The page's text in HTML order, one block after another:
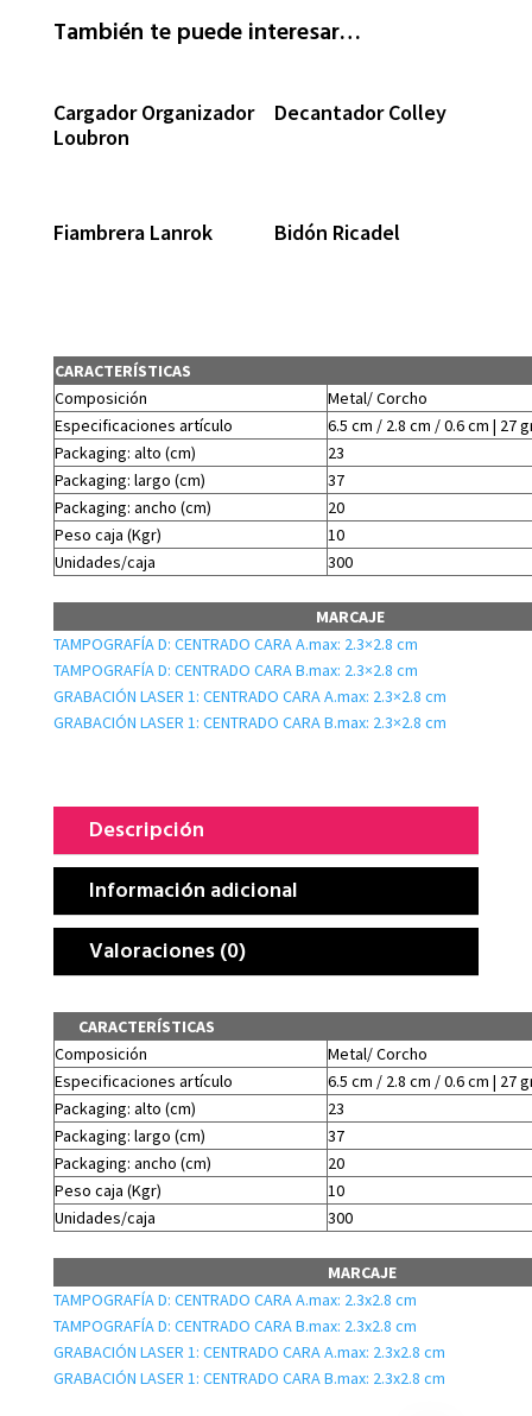
También te puede interesar…
Cargador Organizador
Loubron
Decantador Colley
Fiambrera Lanrok Bidón Ricadel
CARACTERÍSTICAS
Composición
Metal/ Corcho
Especificaciones artículo
6.5 cm / 2.8 cm / 0.6 cm | 27
Packaging: alto (cm)
23
Packaging: largo (cm)
37
Packaging: ancho (cm)
20
Peso caja (Kgr)
10
Unidades/caja
300
MARCAJE
TAMPOGRAFÍA D: CENTRADO CARA A.max: 2.3×2.8 cm
TAMPOGRAFÍA D: CENTRADO CARA B.max: 2.3×2.8 cm
GRABACIÓN LASER 1: CENTRADO CARA A.max: 2.3×2.8 cm
GRABACIÓN LASER 1: CENTRADO CARA B.max: 2.3×2.8 cm
Descripción
Información adicional
Valoraciones (0)
CARACTERÍSTICAS
Composición
Metal/ Corcho
Especificaciones artículo
6.5 cm / 2.8 cm / 0.6 cm | 27
Packaging: alto (cm)
23
Packaging: largo (cm)
37
Packaging: ancho (cm)
20
Peso caja (Kgr)
10
Unidades/caja
300
MARCAJE
TAMPOGRAFÍA D: CENTRADO CARA A.max: 2.3x2.8 cm
TAMPOGRAFÍA D: CENTRADO CARA B.max: 2.3x2.8 cm
GRABACIÓN LASER 1: CENTRADO CARA A.max: 2.3x2.8 cm
GRABACIÓN LASER 1: CENTRADO CARA B.max: 2.3x2.8 cm